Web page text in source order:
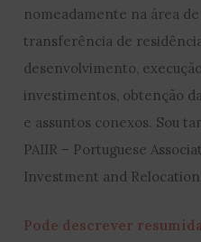
nomeadamente na área
transferência de
desenvolvimento,
investimentos, obtenção
e assuntos conexos. Sou
PAIIR – Portuguese
Investment and Relocation.
Pode descrever